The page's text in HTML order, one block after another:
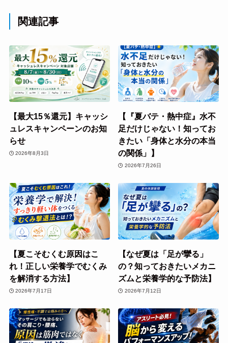
関連記事
【最大15％還元】キャッシ
ュレスキャンペーンのお知
らせ
2026年8月3日
【『夏バテ・熱中症』水不
足だけじゃない！知ってお
きたい「身体と水分の本当
の関係」】
2026年7月26日
【夏こそむくむ原因はこ
れ！正しい栄養学でむくみ
を解消する方法】
2026年7月17日
【なぜ夏は「足が攣る」
の？知っておきたいメカニ
ズムと栄養学的な予防法】
2026年7月12日